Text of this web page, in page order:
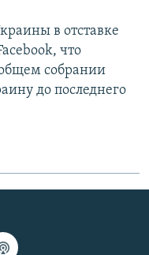
в отставке
что
собрании
до последнего